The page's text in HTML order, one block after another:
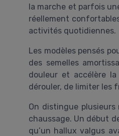
la marche et parfois
réellement
activités quotidiennes.
Les modèles pensés
des semelles
douleur et accélère
dérouler, de limiter les
On distingue
chaussage. Un début
qu’un hallux valgus